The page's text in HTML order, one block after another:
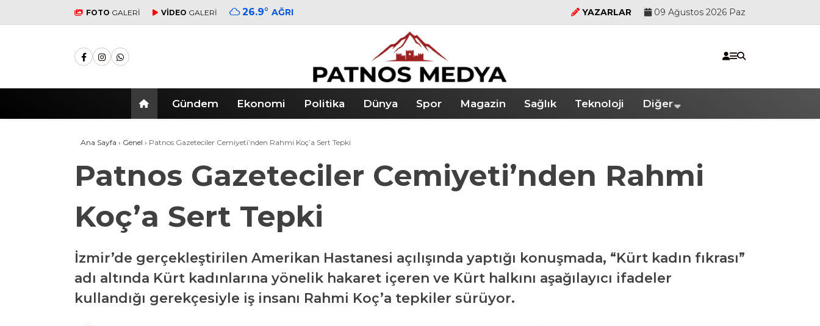
FOTO GALERİ VİDEO GALERİ 26.9° AĞRI YAZARLAR 09 Ağustos 2026 Paz
Gündem Ekonomi Politika Dünya Spor Magazin Sağlık Teknoloji Diğer
Ana Sayfa › Genel › Patnos Gazeteciler Cemiyeti’nden Rahmi Koç’a Sert Tepki
Patnos Gazeteciler Cemiyeti’nden Rahmi
Koç’a Sert Tepki
İzmir’de gerçekleştirilen Amerikan Hastanesi açılışında yaptığı konuşmada, “Kürt kadın fıkrası”
adı altında Kürt kadınlarına yönelik hakaret içeren ve Kürt halkını aşağılayıcı ifadeler
kullandığı gerekçesiyle iş insanı Rahmi Koç’a tepkiler sürüyor.